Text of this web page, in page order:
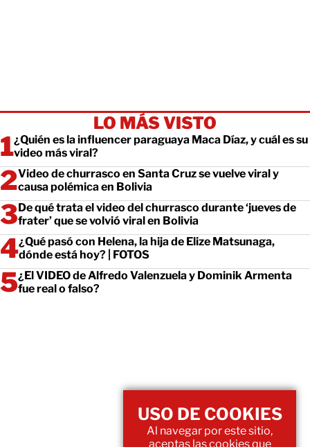
LO MÁS VISTO
¿Quién es la influencer paraguaya Maca Díaz, y cuál es su
video más viral?
Video de churrasco en Santa Cruz se vuelve viral y
causa polémica en Bolivia
De qué trata el video del churrasco durante ‘jueves de
frater’ que se volvió viral en Bolivia
¿Qué pasó con Helena, la hija de Elize Matsunaga,
dónde está hoy? | FOTOS
¿El VIDEO de Alfredo Valenzuela y Dominik Armenta
fue real o falso?
USO DE COOKIES
Al navegar por este sitio,
aceptas las cookies que